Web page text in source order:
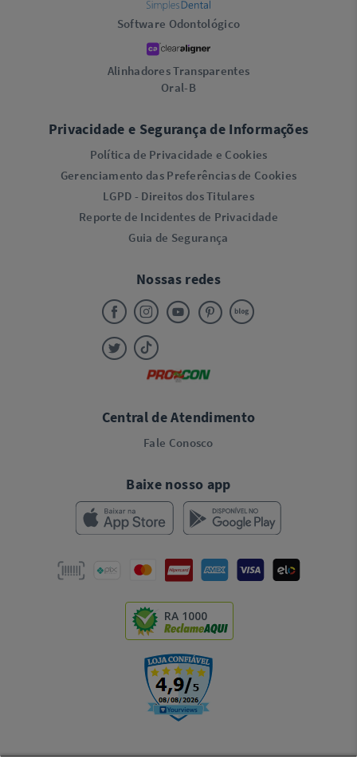
Software Odontológico
Alinhadores Transparentes
Oral-B
Privacidade e Segurança de Informações
Política de Privacidade e Cookies
Gerenciamento das Preferências de Cookies
LGPD - Direitos dos Titulares
Reporte de Incidentes de Privacidade
Guia de Segurança
Nossas redes
Central de Atendimento
Fale Conosco
Baixe nosso app
RA 1000